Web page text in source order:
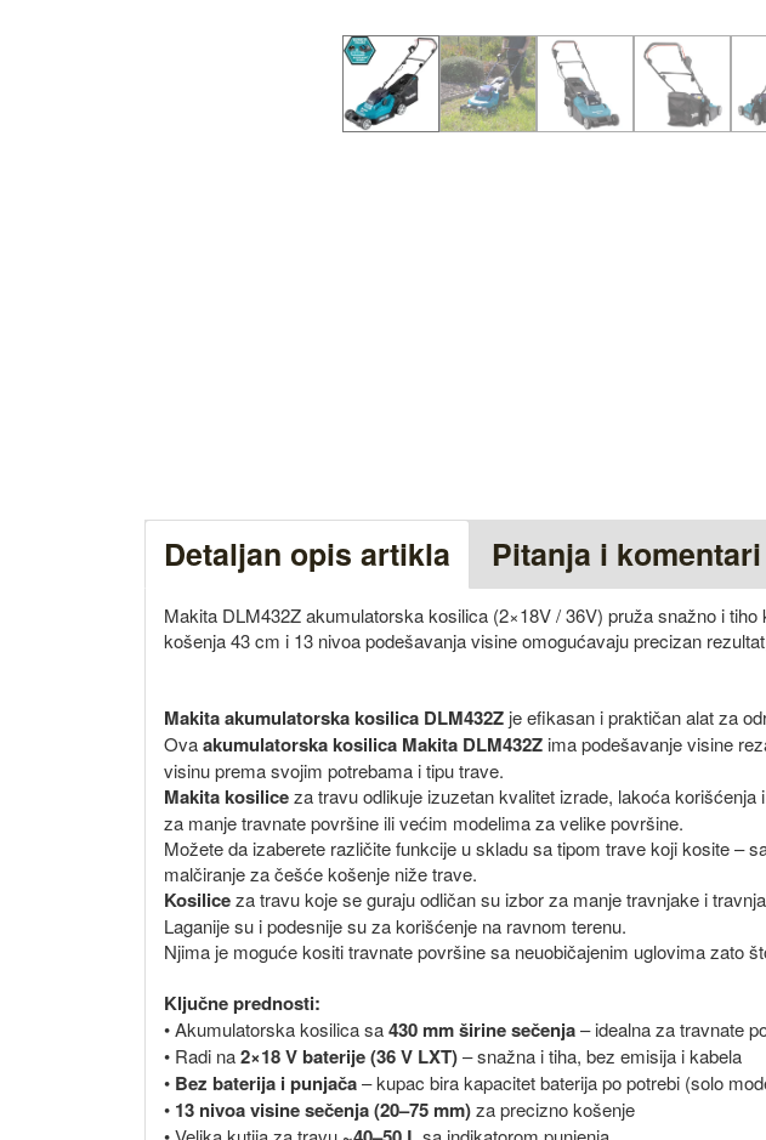
Detaljan opis artikla Pitanja i komentari
Makita DLM432Z akumulatorska kosilica (2×18V / 36V) pruža snažno i
košenja 43 cm i 13 nivoa podešavanja visine omogućavaju precizan
Makita akumulatorska kosilica DLM432Z je efikasan i praktičan alat za
Ovaakumulatorska kosilica Makita DLM432Z ima podešavanje visine
visinu prema svojim potrebama i tipu trave.
Makita kosiliceza travu odlikuje izuzetan kvalitet izrade, lakoća
za manje travnate površine ili većim modelima za velike površine.
Možete da izaberete različite funkcije u skladu sa tipom trave koji kosite –
malčiranje za češće košenje niže trave.
Kosiliceza travu koje se guraju odličan su izbor za manje travnjake i
Laganije su i podesnije su za korišćenje na ravnom terenu.
Njima je moguće kositi travnate površine sa neuobičajenim uglovima zato
Ključne prednosti:
• Akumulatorska kosilica sa430 mm širine sečenja– idealna za travnate
• Radi na2×18 V baterije (36 V LXT)– snažna i tiha, bez emisija i kabela
• Bez baterija i punjača– kupac bira kapacitet baterija po potrebi (solo
• 13 nivoa visine sečenja (20–75 mm)za precizno košenje